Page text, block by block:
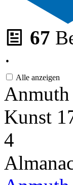
67
·
Alle anzeigen
Anmuth
Kunst
4